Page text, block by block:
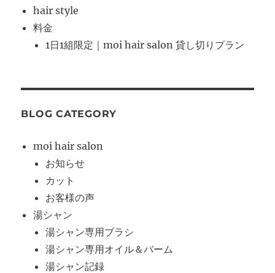
hair style
料金
1日1組限定｜moi hair salon 貸し切りプラン
BLOG CATEGORY
moi hair salon
お知らせ
カット
お客様の声
湯シャン
湯シャン専用ブラシ
湯シャン専用オイル＆バーム
湯シャン記録